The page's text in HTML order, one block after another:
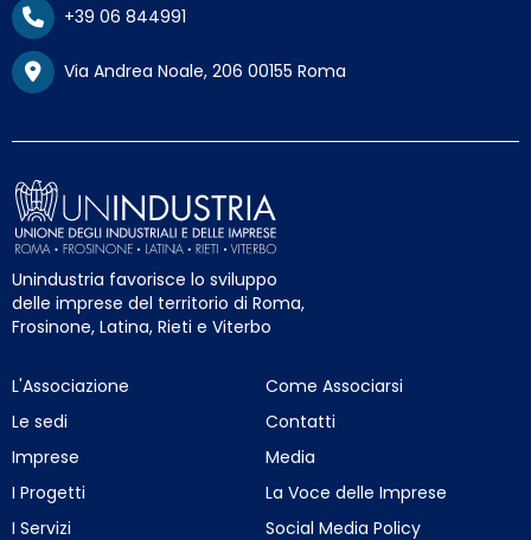
+39 06 844991
Via Andrea Noale, 206 00155 Roma
Unindustria favorisce lo sviluppo
delle imprese del territorio di Roma,
Frosinone, Latina, Rieti e Viterbo
L'Associazione
Le sedi
Imprese
I Progetti
I Servizi
Come Associarsi
Contatti
Media
La Voce delle Imprese
Social Media Policy